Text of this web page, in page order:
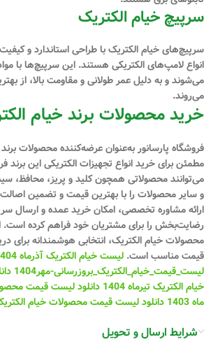
سرپیچ خیام الکتریک
سرپیچ‌های خیام الکتریک با طراحی استاندارد و
انواع لامپ‌های الکتریکی هستند. این سرپیچ‌ها با
می‌شوند و به دلیل عمر طولانی و مقاومت بالا، از
می‌روند.
خرید محصولات برند خیام
فروشگاه پارسانور به‌عنوان عرضه‌کننده محصولات
مطمئن برای خرید انواع تجهیزات الکتریکی این
می‌توانند محصولاتی همچون کلید و پریز، محافظ،
و سایر محصولات را با بهترین قیمت و تضمین اصالت
ارائه مشاوره تخصصی، امکان خرید عمده و ارسال
رضایت‌بخش را برای مشتریان خود فراهم کرده است.
محصولات خیام الکتریک، انتخابی هوشمندانه برای
قیمت مناسب است. لیست خیام الکتریک آذرماه 1404
لیست_قیمت_خیام_الکتریک_بروزرسانی-مهر1404
خیام الکتریک تیرماه 1404
ماه 1403
دانلود لیست قیمت محصولات خیام الکتریک 15 دی ماه
شرایط ارسال و تحویل